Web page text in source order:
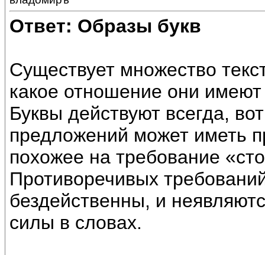
Ответ: Образы букв
Существует множество
какое отношение они имеют
Буквы действуют всегда,
предложений может иметь
похожее на требование
Противоречивых
бездейственны, и
силы в словах.